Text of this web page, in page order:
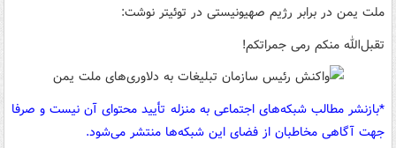
ملت یمن در برابر رژیم صهیونیستی در توئیتر نوشت:
تقبل‌الله منکم رمی جمراتکم!
*بازنشر مطالب شبکه‌های اجتماعی به منزله تأیید محتوای آن نیست و صرفا
جهت آگاهی مخاطبان از فضای این شبکه‌ها منتشر می‌شود.